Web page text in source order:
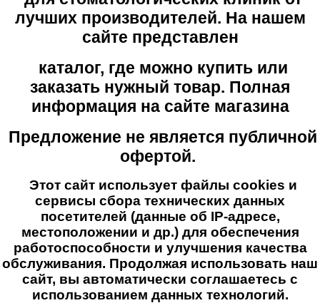
лучших производителей. На нашем
сайте представлен
каталог, где можно купить или
заказать нужный товар. Полная
информация на сайте магазина
Предложение не является публичной
офертой.
Этот сайт использует файлы cookies и
сервисы сбора технических данных
посетителей (данные об IP-адресе,
местоположении и др.) для обеспечения
работоспособности и улучшения качества
обслуживания. Продолжая использовать наш
сайт, вы автоматически соглашаетесь с
использованием данных технологий.